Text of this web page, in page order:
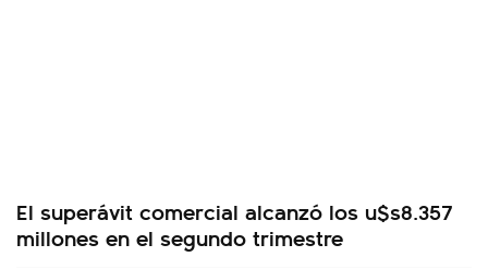
El superávit comercial alcanzó los u$s8.357
millones en el segundo trimestre